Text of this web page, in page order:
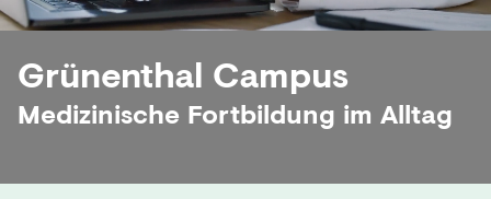
Grünenthal Campus
Medizinische Fortbildung im Alltag